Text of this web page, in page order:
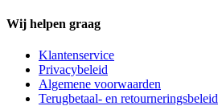
Wij helpen graag
Klantenservice
Privacybeleid
Algemene voorwaarden
Terugbetaal- en retourneringsbeleid